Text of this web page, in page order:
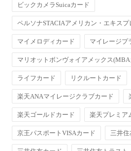
ビックカメラSuicaカード
ペルソナSTACIAアメリカン・エキスプ
マイメロディカード マイレージプ
マリオットボンヴォイアメックス
ライフカード リクルートカード
楽天ANAマイレージクラブカード
楽天ゴールドカード 楽天プレミア
京王パスポートVISAカード 三井